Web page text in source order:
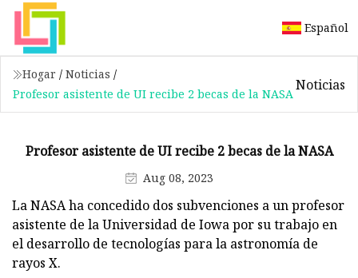
Español
Hogar / Noticias /
Profesor asistente de UI recibe 2 becas de la NASA
Noticias
Profesor asistente de UI recibe 2 becas de la NASA
Aug 08, 2023
La NASA ha concedido dos subvenciones a un profesor
asistente de la Universidad de Iowa por su trabajo en
el desarrollo de tecnologías para la astronomía de
rayos X.